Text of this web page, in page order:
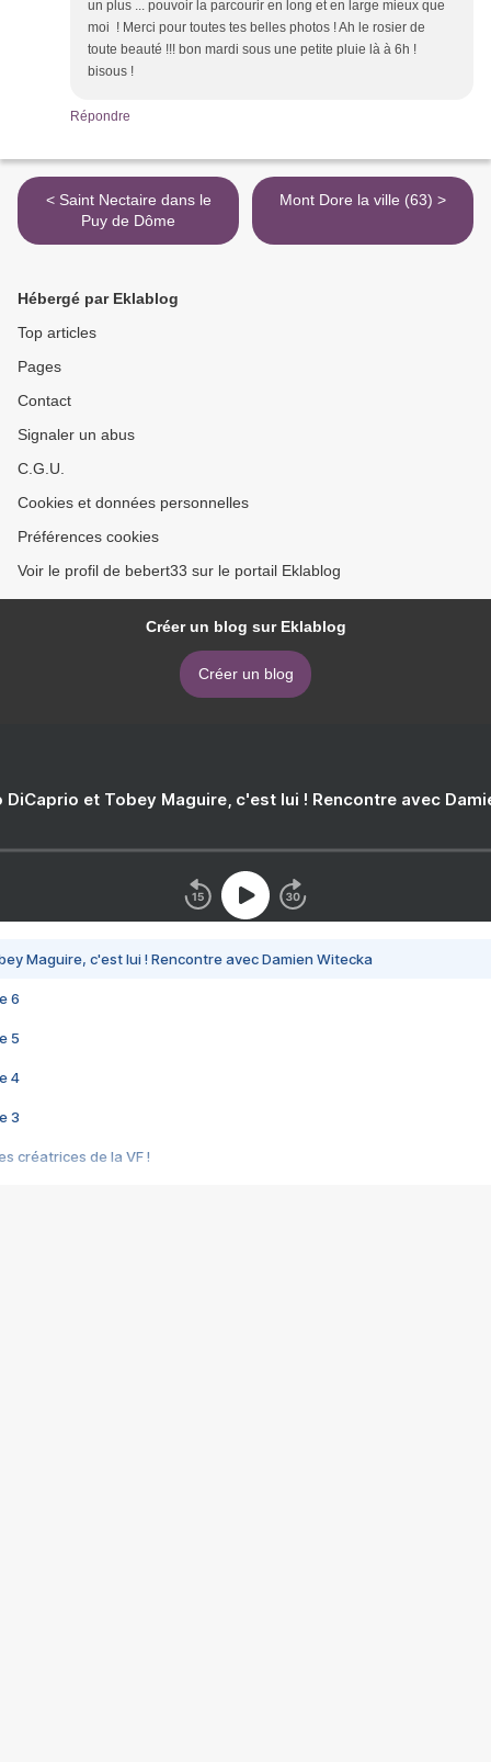
un plus ... pouvoir la parcourir en long et en large mieux que
moi ! Merci pour toutes tes belles photos ! Ah le rosier de
toute beauté !!! bon mardi sous une petite pluie là à 6h !
bisous !
Répondre
< Saint Nectaire dans le
Puy de Dôme
Mont Dore la ville (63) >
Hébergé par Eklablog
Top articles
Pages
Contact
Signaler un abus
C.G.U.
Cookies et données personnelles
Préférences cookies
Voir le profil de bebert33 sur le portail Eklablog
Créer un blog sur Eklablog
Créer un blog
DiCaprio et Tobey Maguire, c'est lui ! Rencontre avec
Maguire, c'est lui ! Rencontre avec Damien Witecka
6
5
4
3
créatrices de la VF !